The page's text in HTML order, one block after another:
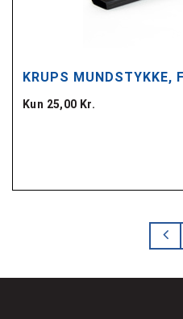
KRUPS MUNDSTYKKE,
Kun 25,00 Kr.